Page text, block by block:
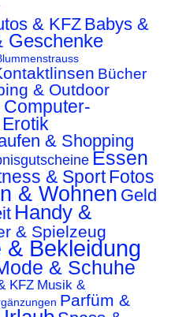
& KFZBabys &
Geschenke
Bücher
& Outdoor
Computer-
& Shopping
Essen
& SportFotos
& Wohnen Geld
Handy &
& Spielzeug
& Bekleidung
& Schuhe
KFZ Musik &
Parfüm &